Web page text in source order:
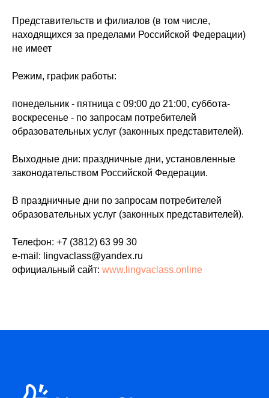
Представительств и филиалов (в том числе,
находящихся за пределами Российской Федерации)
не имеет
Режим, график работы:
понедельник - пятница с 09:00 до 21:00, суббота-
воскресенье - по запросам потребителей
образовательных услуг (законных представителей).
Выходные дни: праздничные дни, установленные
законодательством Российской Федерации.
В праздничные дни по запросам потребителей
образовательных услуг (законных представителей).
Телефон: +7 (3812) 63 99 30
e-mail: lingvaclass@yandex.ru
официальный сайт: www.lingvaclass.online